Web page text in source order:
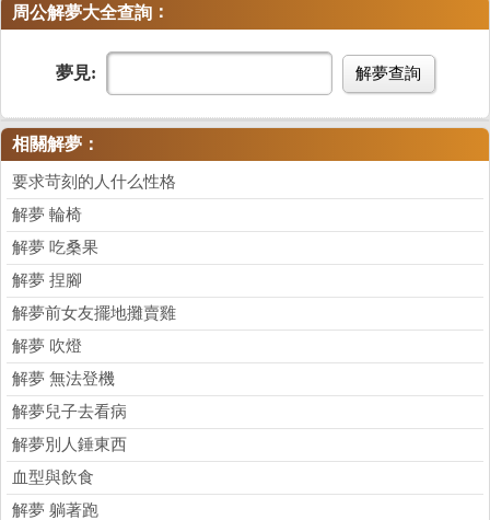
周公解夢大全查詢 ：
夢見: 解夢查詢
相關解夢：
要求苛刻的人什么性格
解夢 輪椅
解夢 吃桑果
解夢 捏腳
解夢前女友擺地攤賣雞
解夢 吹燈
解夢 無法登機
解夢兒子去看病
解夢別人錘東西
血型與飲食
解夢 躺著跑